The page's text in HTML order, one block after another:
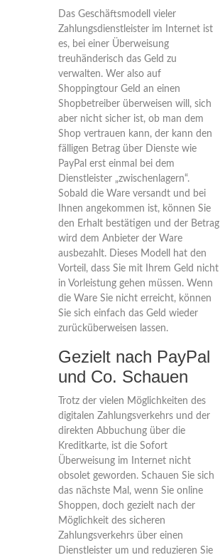
Das Geschäftsmodell vieler
Zahlungsdienstleister im Internet ist
es, bei einer Überweisung
treuhänderisch das Geld zu
verwalten. Wer also auf
Shoppingtour Geld an einen
Shopbetreiber überweisen will, sich
aber nicht sicher ist, ob man dem
Shop vertrauen kann, der kann den
fälligen Betrag über Dienste wie
PayPal erst einmal bei dem
Dienstleister „zwischenlagern“.
Sobald die Ware versandt und bei
Ihnen angekommen ist, können Sie
den Erhalt bestätigen und der Betrag
wird dem Anbieter der Ware
ausbezahlt. Dieses Modell hat den
Vorteil, dass Sie mit Ihrem Geld nicht
in Vorleistung gehen müssen. Wenn
die Ware Sie nicht erreicht, können
Sie sich einfach das Geld wieder
zurücküberweisen lassen.
Gezielt nach PayPal
und Co. Schauen
Trotz der vielen Möglichkeiten des
digitalen Zahlungsverkehrs und der
direkten Abbuchung über die
Kreditkarte, ist die Sofort
Überweisung im Internet nicht
obsolet geworden. Schauen Sie sich
das nächste Mal, wenn Sie online
Shoppen, doch gezielt nach der
Möglichkeit des sicheren
Zahlungsverkehrs über einen
Dienstleister um und reduzieren Sie